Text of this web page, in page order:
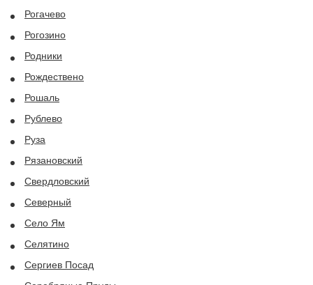
Рогачево
Рогозино
Родники
Рождествено
Рошаль
Рублево
Руза
Рязановский
Свердловский
Северный
Село Ям
Селятино
Сергиев Посад